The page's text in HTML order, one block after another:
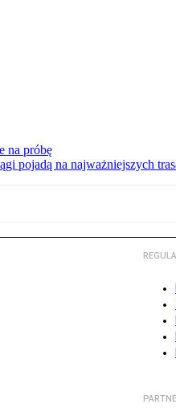
na próbę
pojadą na najważniejszych